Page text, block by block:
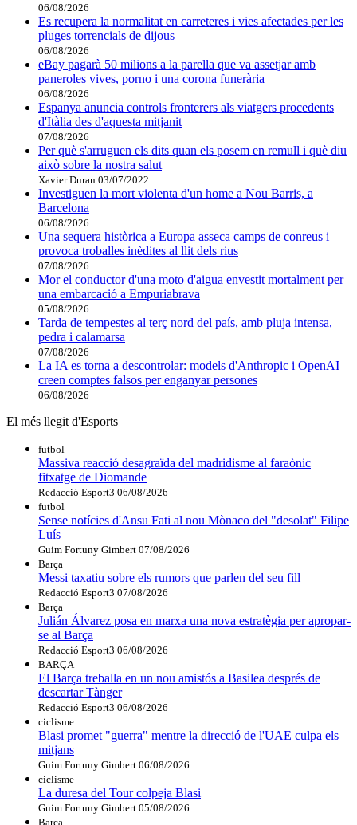
06/08/2026
Es recupera la normalitat en carreteres i vies afectades per les
pluges torrencials de dijous
06/08/2026
eBay pagarà 50 milions a la parella que va assetjar amb
paneroles vives, porno i una corona funerària
06/08/2026
Espanya anuncia controls fronterers als viatgers procedents
d'Itàlia des d'aquesta mitjanit
07/08/2026
Per què s'arruguen els dits quan els posem en remull i què diu
això sobre la nostra salut
Xavier Duran 03/07/2022
Investiguen la mort violenta d'un home a Nou Barris, a
Barcelona
06/08/2026
Una sequera històrica a Europa asseca camps de conreus i
provoca troballes inèdites al llit dels rius
07/08/2026
Mor el conductor d'una moto d'aigua envestit mortalment per
una embarcació a Empuriabrava
05/08/2026
Tarda de tempestes al terç nord del país, amb pluja intensa,
pedra i calamarsa
07/08/2026
La IA es torna a descontrolar: models d'Anthropic i OpenAI
creen comptes falsos per enganyar persones
06/08/2026
El més llegit d'Esports
futbol
Massiva reacció desagraïda del madridisme al faraònic
fitxatge de Diomande
Redacció Esport3 06/08/2026
futbol
Sense notícies d'Ansu Fati al nou Mònaco del "desolat" Filipe
Luís
Guim Fortuny Gimbert 07/08/2026
Barça
Messi taxatiu sobre els rumors que parlen del seu fill
Redacció Esport3 07/08/2026
Barça
Julián Álvarez posa en marxa una nova estratègia per apropar-
se al Barça
Redacció Esport3 06/08/2026
BARÇA
El Barça treballa en un nou amistós a Basilea després de
descartar Tànger
Redacció Esport3 06/08/2026
ciclisme
Blasi promet "guerra" mentre la direcció de l'UAE culpa els
mitjans
Guim Fortuny Gimbert 06/08/2026
ciclisme
La duresa del Tour colpeja Blasi
Guim Fortuny Gimbert 05/08/2026
Barça